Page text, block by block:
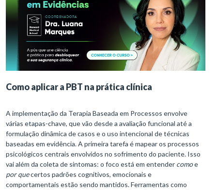
Como aplicar a PBT na prática clínica
A implementação da Terapia Baseada em Processos envolve
várias etapas-chave, que vão desde a avaliação funcional até a
formulação dinâmica de casos e o uso intencional de técnicas
baseadas em evidência. A primeira tarefa é mapear os processos
psicológicos centrais envolvidos no sofrimento do paciente. Isso
vai além da coleta de sintomas: o foco está em entender comoe
por quecertos padrões cognitivos, emocionais e
comportamentais estão sendo mantidos. Ferramentas como